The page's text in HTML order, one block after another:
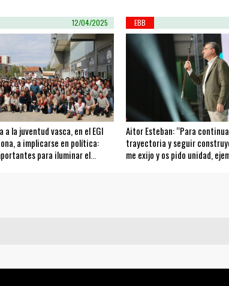
12/04/2025
a la juventud vasca, en el EGI
a implicarse en política:
para iluminar el
EBB
Aitor Esteban: “Para
trayectoria y seguir
me exijo y os pido unidad,